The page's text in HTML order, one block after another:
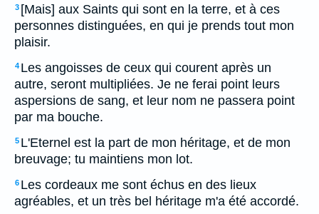
3 [Mais] aux Saints qui sont en la terre, et à ces
personnes distinguées, en qui je prends tout mon
plaisir.
4 Les angoisses de ceux qui courent après un
autre, seront multipliées. Je ne ferai point leurs
aspersions de sang, et leur nom ne passera point
par ma bouche.
5 L'Eternel est la part de mon héritage, et de mon
breuvage; tu maintiens mon lot.
6 Les cordeaux me sont échus en des lieux
agréables, et un très bel héritage m'a été accordé.